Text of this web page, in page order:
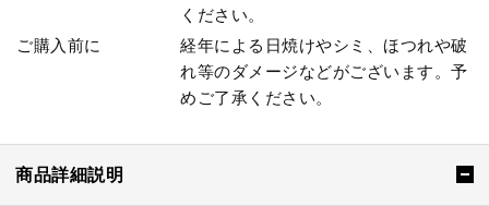
ください。
ご購入前に
経年による日焼けやシミ、ほつれや破
れ等のダメージなどがございます。予
めご了承ください。
商品詳細説明